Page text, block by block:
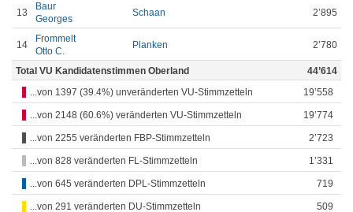
13
Baur
Georges
Schaan 2’895
14
Frommelt
Otto C.
Planken 2’780
Total VU Kandidatenstimmen Oberland
44’614
...von 1397 (39.4%) unveränderten VU-Stimmzetteln
19’558
...von 2148 (60.6%) veränderten VU-Stimmzetteln 19’774
...von 2255 veränderten FBP-Stimmzetteln 2’723
...von 828 veränderten FL-Stimmzetteln 1’331
...von 645 veränderten DPL-Stimmzetteln 719
...von 291 veränderten DU-Stimmzetteln 509